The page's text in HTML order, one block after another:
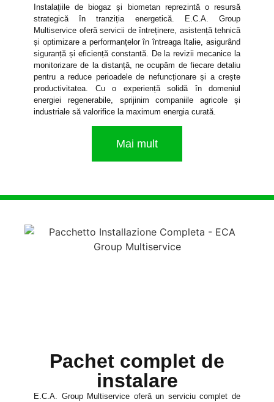
Instalațiile de biogaz și biometan reprezintă o resursă
strategică în tranziția energetică. E.C.A. Group
Multiservice oferă servicii de întreținere, asistență tehnică
și optimizare a performanțelor în întreaga Italie, asigurând
siguranță și eficiență constantă. De la revizii mecanice la
monitorizare de la distanță, ne ocupăm de fiecare detaliu
pentru a reduce perioadele de nefuncționare și a crește
productivitatea. Cu o experiență solidă în domeniul
energiei regenerabile, sprijinim companiile agricole și
industriale să valorifice la maximum energia curată.
Mai mult
Pachet complet de
instalare
E.C.A. Group Multiservice oferă un serviciu complet de